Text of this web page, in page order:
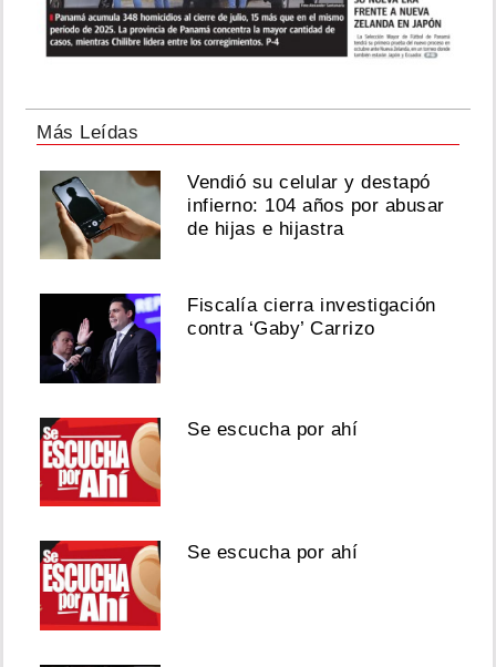
Más Leídas
Vendió su celular y destapó
infierno: 104 años por abusar
de hijas e hijastra
Fiscalía cierra investigación
contra ‘Gaby’ Carrizo
Se escucha por ahí
Se escucha por ahí